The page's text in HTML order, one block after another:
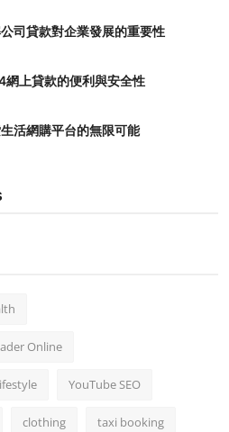
司貸款對企業發展的重要性
上貸款的便利與安全性
活網購平台的無限可能
Online
YouTube SEO
clothing taxi booking